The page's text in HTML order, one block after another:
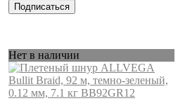
18346987
Подписаться
Нет в наличии